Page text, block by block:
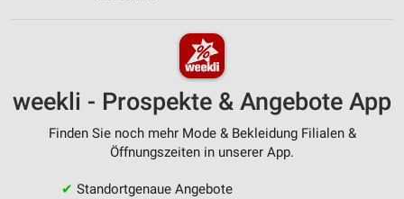
weekli - Prospekte & Angebote App
Finden Sie noch mehr Mode & Bekleidung Filialen &
Öffnungszeiten in unserer App.
✔ Standortgenaue Angebote